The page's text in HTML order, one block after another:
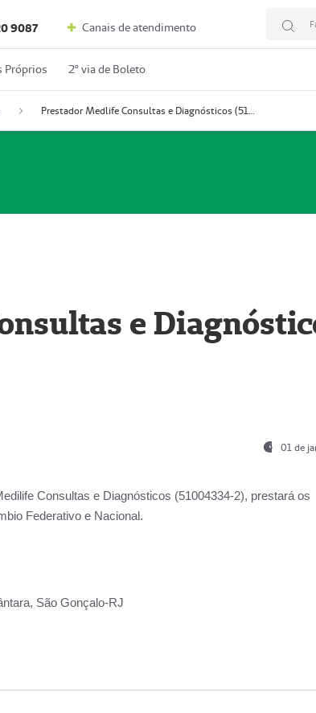
9087 Canais de atendimento
Próprios 2º via de Boleto
Prestador Medlife Consultas e Diagnósticos (51004334-2)
e
01 de
Consultas e Diagnósticos (51004334-2), prestará os
Federativo e Nacional.
São Gonçalo-RJ